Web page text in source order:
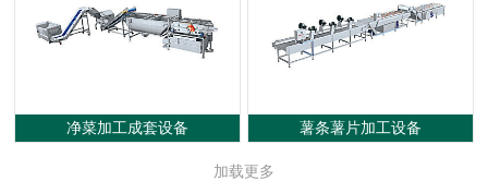
净菜加工成套设备 薯条薯片加工设备
加载更多